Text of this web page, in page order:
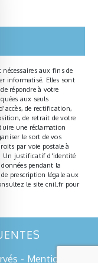
nécessaires aux fins de
informatisé. Elles sont
répondre à votre
aux seuls
de rectification,
de retrait de votre
une réclamation
le sort de vos
par voie postale à
. Un justificatif d'identité
pendant la
de prescription légale aux
le site cnil.fr pour
- Mentions